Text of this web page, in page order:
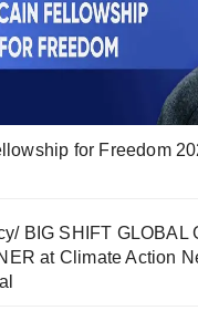
for Freedom
BIG SHIFT GLOBAL
at Climate Action